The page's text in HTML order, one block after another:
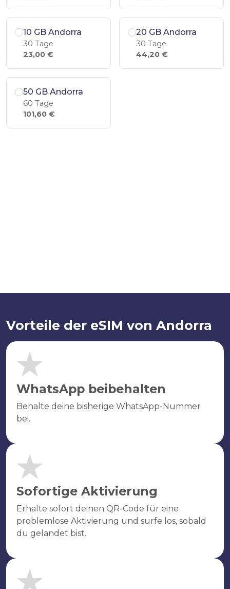
10 GB Andorra
30 Tage
23,00 €
20 GB Andorra
30 Tage
44,20 €
50 GB Andorra
60 Tage
101,60 €
Vorteile der eSIM von Andorra
WhatsApp beibehalten
Behalte deine bisherige WhatsApp-Nummer
bei.
Sofortige Aktivierung
Erhalte sofort deinen QR-Code für eine
problemlose Aktivierung und surfe los, sobald
du gelandet bist.